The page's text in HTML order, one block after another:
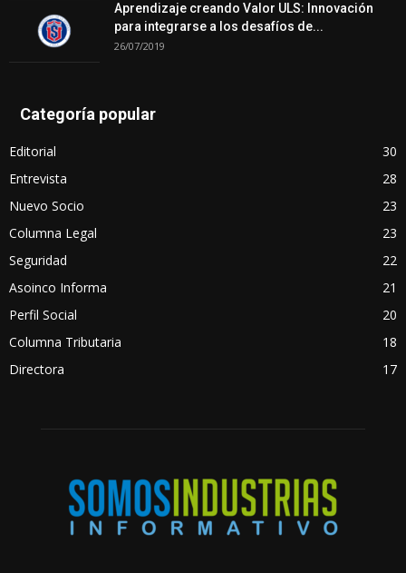
Aprendizaje creando Valor ULS: Innovación
para integrarse a los desafíos de...
26/07/2019
Categoría popular
Editorial
30
Entrevista
28
Nuevo Socio
23
Columna Legal
23
Seguridad
22
Asoinco Informa
21
Perfil Social
20
Columna Tributaria
18
Directora
17